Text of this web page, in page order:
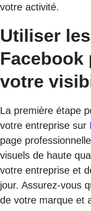
votre activité.
Utiliser
votre
La première étape
votre entreprise sur
page
visuels de haute
votre entreprise et
jour. Assurez-vous
de votre marque et